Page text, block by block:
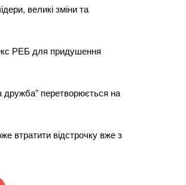
великі зміни та
РЕБ для придушення
перетворюється на
втратити відстрочку вже з